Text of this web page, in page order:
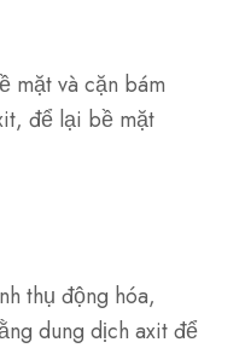
mặt và cặn bám
để lại bề mặt
thụ động hóa,
dung dịch axit để